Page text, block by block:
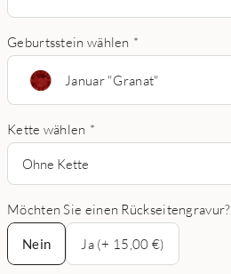
Geburtsstein wählen *
Januar "Granat"
Kette wählen *
Ohne Kette
Möchten Sie einen Rückseitengravur?
Nein
Nein
Ja (+ 15,00 €)